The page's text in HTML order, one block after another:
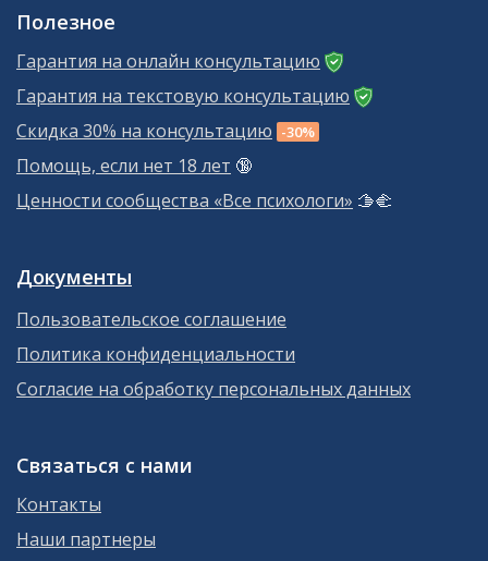
Полезное
Гарантия на онлайн консультацию
Гарантия на текстовую консультацию
Скидка 30% на консультацию -30%
Помощь, если нет 18 лет 🔞
Ценности сообщества «Все психологи» 🫱‍🫲
Документы
Пользовательское соглашение
Политика конфиденциальности
Согласие на обработку персональных данных
Связаться с нами
Контакты
Наши партнеры